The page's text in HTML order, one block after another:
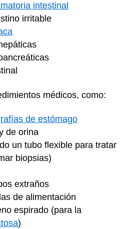
intestinal
irritable
médicos, como:
de estómago
de orina
un tubo flexible para tratar
biopsias)
extraños
de alimentación
espirado (para la
)